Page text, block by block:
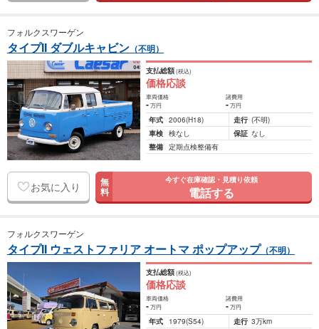
フォルクスワーゲン
タイプII ダブルキャビン （不明）
支払総額(税込)
価格応談
車両価格
-万円
諸費用
- 万円
年式 2006(H18) 走行 (不明)
車検 検なし 保証 なし
整備 定期点検整備有
お気に入り 無
料
今すぐ在庫確認・見積り依頼
電話する
フォルクスワーゲン
タイプII ウェストファリア オートマ ポップアップ（不明）
支払総額(税込)
価格応談
車両価格
-万円
諸費用
- 万円
年式 1979(S54) 走行 3万km